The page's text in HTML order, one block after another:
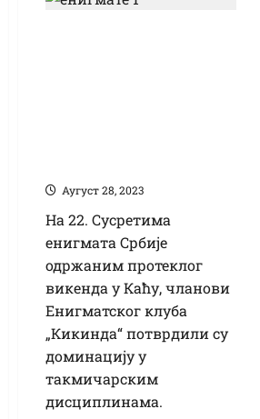
Аугуст 28, 2023
На 22. Сусретима
енигмата Србије
одржаним протеклог
викенда у Каћу, чланови
Енигматског клуба
„Кикинда“ потврдили су
доминацију у
такмичарским
дисциплинама.